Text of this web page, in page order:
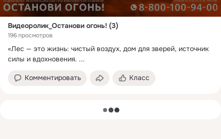
Видеоролик_Останови огонь! (3)
196 просмотров
«Лес — это жизнь: чистый воздух, дом для зверей, источник
силы и вдохновения. ...
Комментировать Класс